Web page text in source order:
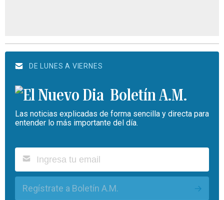
DE LUNES A VIERNES
Boletín A.M.
Las noticias explicadas de forma sencilla y directa para
entender lo más importante del día.
Regístrate a Boletín A.M.